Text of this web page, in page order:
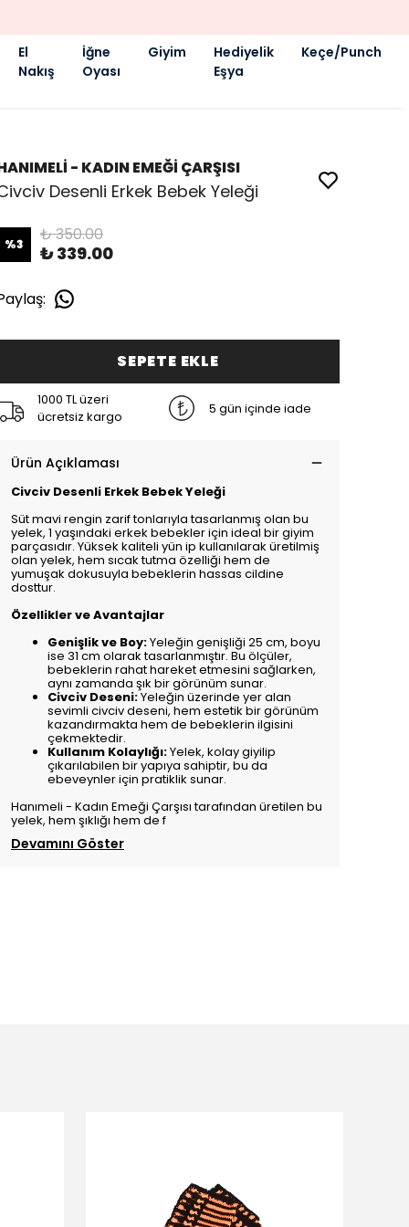
El
Nakış
İğne
Oyası
Giyim
Hediyelik
Eşya
Keçe/Punch
- KADIN EMEĞİ ÇARŞISI
Desenli Erkek Bebek Yeleği
%3 ₺ 350.00
₺ 339.00
:
SEPETE EKLE
1000 TL üzeri
ücretsiz kargo
5 gün içinde iade
Ürün Açıklaması
Civciv Desenli Erkek Bebek Yeleği
Süt mavi rengin zarif tonlarıyla tasarlanmış olan bu
yelek, 1 yaşındaki erkek bebekler için ideal bir giyim
parçasıdır. Yüksek kaliteli yün ip kullanılarak üretilmiş
olan yelek, hem sıcak tutma özelliği hem de
yumuşak dokusuyla bebeklerin hassas cildine
dosttur.
Özellikler ve Avantajlar
Genişlik ve Boy:Yeleğin genişliği 25 cm, boyu
ise 31 cm olarak tasarlanmıştır. Bu ölçüler,
bebeklerin rahat hareket etmesini sağlarken,
aynı zamanda şık bir görünüm sunar.
Civciv Deseni:Yeleğin üzerinde yer alan
sevimli civciv deseni, hem estetik bir görünüm
kazandırmakta hem de bebeklerin ilgisini
çekmektedir.
Kullanım Kolaylığı:Yelek, kolay giyilip
çıkarılabilen bir yapıya sahiptir, bu da
ebeveynler için pratiklik sunar.
Hanımeli - Kadın Emeği Çarşısı tarafından üretilen bu
yelek, hem şıklığı hem de f
Devamını Göster